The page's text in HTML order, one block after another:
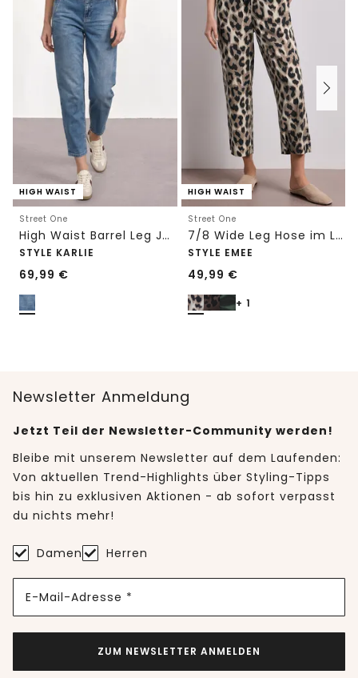
HIGH WAIST
Street One
High Waist Barrel Leg Jeans im Loose Fit
STYLE KARLIE
69,99 €
HIGH WAIST
Street One
7/8 Wide Leg Hose im Loose Fit mit Print
STYLE EMEE
49,99 €
+ 1
Newsletter Anmeldung
Jetzt Teil der Newsletter-Community werden!
Bleibe mit unserem Newsletter auf dem Laufenden:
Von aktuellen Trend-Highlights über Styling-Tipps
bis hin zu exklusiven Aktionen - ab sofort verpasst
du nichts mehr!
Damen Herren
E-Mail-Adresse *
ZUM NEWSLETTER ANMELDEN